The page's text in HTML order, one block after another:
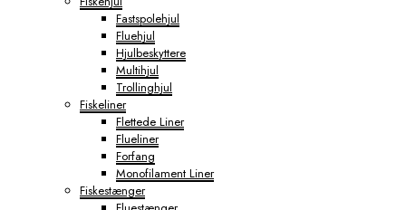
Fastspolehjul
Fluehjul
Hjulbeskyttere
Multihjul
Trollinghjul
Fiskeliner
Flettede Liner
Flueliner
Forfang
Monofilament Liner
Fiskestænger